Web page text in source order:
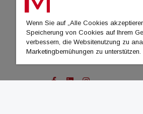
Wenn Sie auf „Alle Cookies
Speicherung von Cookies auf Ihrem
verbessern, die Websitenutzung zu
Marketingbemühungen zu unterstützen.